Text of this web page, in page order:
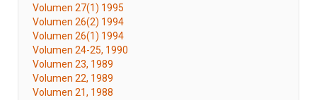
Volumen 27(1) 1995
Volumen 26(2) 1994
Volumen 26(1) 1994
Volumen 24-25, 1990
Volumen 23, 1989
Volumen 22, 1989
Volumen 21, 1988